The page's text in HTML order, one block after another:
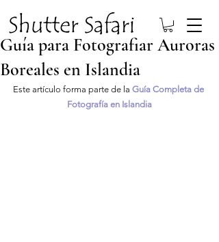
Guía para Fotografiar Auroras
Boreales en Islandia
Este artículo forma parte de la Guía Completa de
Fotografía en Islandia